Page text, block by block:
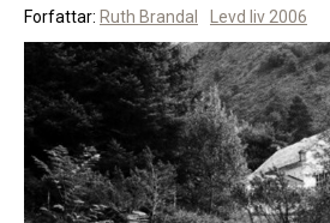
Bidra til lokalhistorie
Støtteannonsørar
OM ULSTEIN HISTORIELAG
Forfattar: Ruth Brandal Levd liv 2006